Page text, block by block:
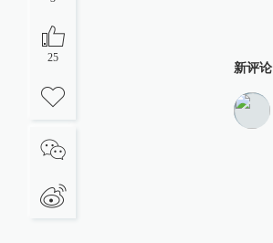
25
新评论